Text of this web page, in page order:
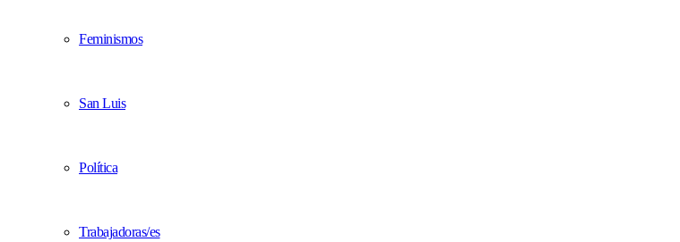
Feminismos
San Luis
Política
Trabajadoras/es